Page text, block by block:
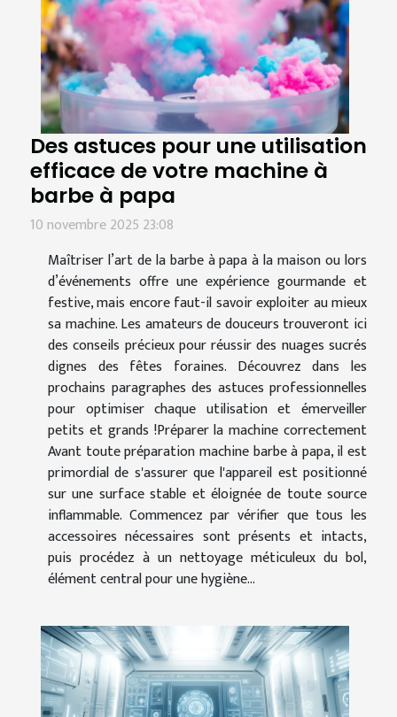
Des astuces pour une utilisation
efficace de votre machine à
barbe à papa
10 novembre 2025 23:08
Maîtriser l’art de la barbe à papa à la maison ou lors
d’événements offre une expérience gourmande et
festive, mais encore faut-il savoir exploiter au mieux
sa machine. Les amateurs de douceurs trouveront ici
des conseils précieux pour réussir des nuages sucrés
dignes des fêtes foraines. Découvrez dans les
prochains paragraphes des astuces professionnelles
pour optimiser chaque utilisation et émerveiller
petits et grands !Préparer la machine correctement
Avant toute préparation machine barbe à papa, il est
primordial de s'assurer que l'appareil est positionné
sur une surface stable et éloignée de toute source
inflammable. Commencez par vérifier que tous les
accessoires nécessaires sont présents et intacts,
puis procédez à un nettoyage méticuleux du bol,
élément central pour une hygiène...